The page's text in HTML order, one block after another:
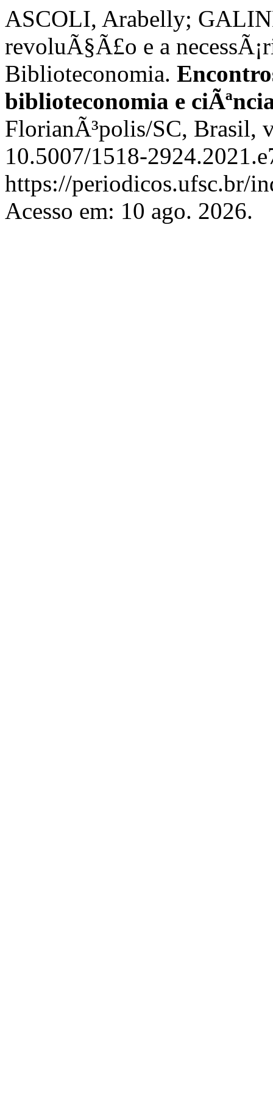
ASCOLI, Arabelly;
revoluÃ§Ã£o e a
Biblioteconomia.
biblioteconomia e
FlorianÃ³polis/SC, Brasil,
10.5007/1518-
https://periodicos.ufsc.br/
Acesso em: 10 ago. 2026.